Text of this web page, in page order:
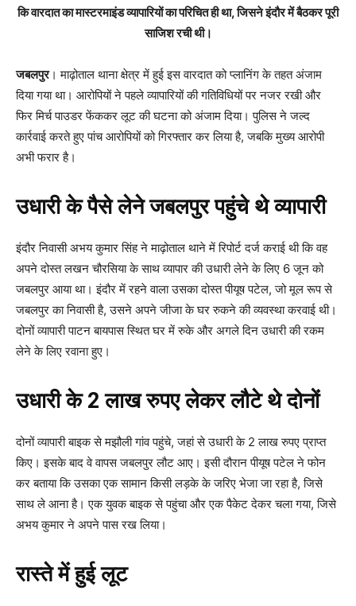
कि वारदात का मास्टरमाइंड व्यापारियों का परिचित ही था, जिसने इंदौर में बैठकर पूरी
साजिश रची थी।
जबलपुर। माढ़ोताल थाना क्षेत्र में हुई इस वारदात को प्लानिंग के तहत अंजाम
दिया गया था। आरोपियों ने पहले व्यापारियों की गतिविधियों पर नजर रखी और
फिर मिर्च पाउडर फेंककर लूट की घटना को अंजाम दिया। पुलिस ने जल्द
कार्रवाई करते हुए पांच आरोपियों को गिरफ्तार कर लिया है, जबकि मुख्य आरोपी
अभी फरार है।
उधारी के पैसे लेने जबलपुर पहुंचे थे व्यापारी
इंदौर निवासी अभय कुमार सिंह ने माढ़ोताल थाने में रिपोर्ट दर्ज कराई थी कि वह
अपने दोस्त लखन चौरसिया के साथ व्यापार की उधारी लेने के लिए 6 जून को
जबलपुर आया था। इंदौर में रहने वाला उसका दोस्त पीयूष पटेल, जो मूल रूप से
जबलपुर का निवासी है, उसने अपने जीजा के घर रुकने की व्यवस्था करवाई थी।
दोनों व्यापारी पाटन बायपास स्थित घर में रुके और अगले दिन उधारी की रकम
लेने के लिए रवाना हुए।
उधारी के 2 लाख रुपए लेकर लौटे थे दोनों
दोनों व्यापारी बाइक से मझौली गांव पहुंचे, जहां से उधारी के 2 लाख रुपए प्राप्त
किए। इसके बाद वे वापस जबलपुर लौट आए। इसी दौरान पीयूष पटेल ने फोन
कर बताया कि उसका एक सामान किसी लड़के के जरिए भेजा जा रहा है, जिसे
साथ ले आना है। एक युवक बाइक से पहुंचा और एक पैकेट देकर चला गया, जिसे
अभय कुमार ने अपने पास रख लिया।
रास्ते में हुई लूट